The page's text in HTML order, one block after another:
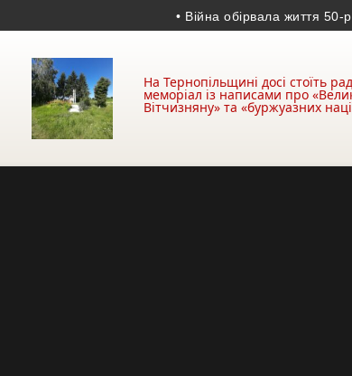
• Війна обірвала життя 50-
На Тернопільщині досі стоїть
меморіал із написами про
Вітчизняну» та «буржуазних